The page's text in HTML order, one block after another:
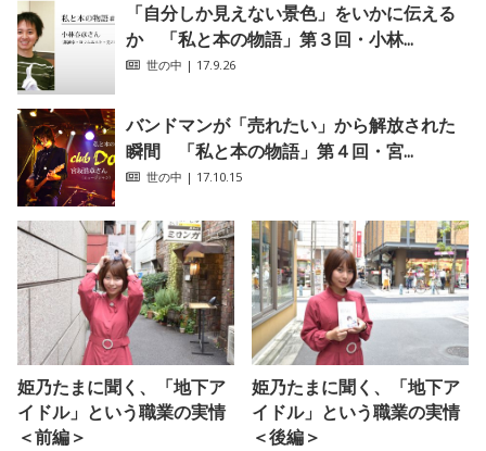
「自分しか見えない景色」をいかに伝える
か 「私と本の物語」第３回・小林...
世の中 | 17.9.26
バンドマンが「売れたい」から解放された
瞬間 「私と本の物語」第４回・宮...
世の中 | 17.10.15
姫乃たまに聞く、「地下ア
イドル」という職業の実情
＜前編＞
姫乃たまに聞く、「地下ア
イドル」という職業の実情
＜後編＞